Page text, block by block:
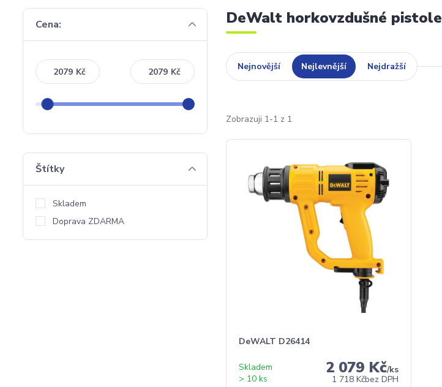
DeWalt horkovzdušné pistole
Nejnovější Nejlevnější Nejdražší
Zobrazuji 1-1 z 1
DeWALT D26414
2 079 Kč/ks
1 718 Kčbez DPH
Skladem
> 10 ks
Cena:
Kč Kč
Štítky
Skladem
Doprava ZDARMA